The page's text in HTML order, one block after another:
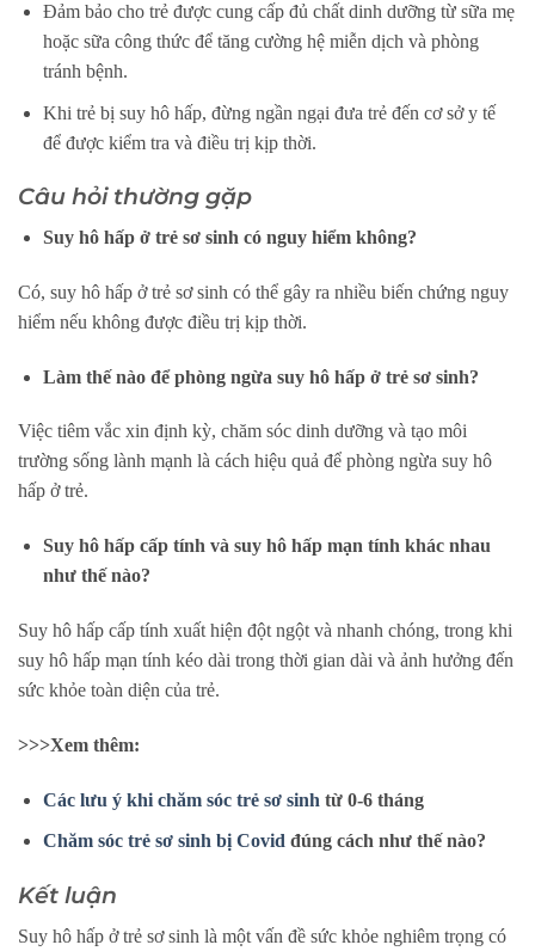
Đảm bảo cho trẻ được cung cấp đủ chất dinh dưỡng từ sữa mẹ
hoặc sữa công thức để tăng cường hệ miễn dịch và phòng
tránh bệnh.
Khi trẻ bị suy hô hấp, đừng ngần ngại đưa trẻ đến cơ sở y tế
để được kiểm tra và điều trị kịp thời.
Câu hỏi thường gặp
Suy hô hấp ở trẻ sơ sinh có nguy hiểm không?
Có, suy hô hấp ở trẻ sơ sinh có thể gây ra nhiều biến chứng nguy
hiểm nếu không được điều trị kịp thời.
Làm thế nào để phòng ngừa suy hô hấp ở trẻ sơ sinh?
Việc tiêm vắc xin định kỳ, chăm sóc dinh dưỡng và tạo môi
trường sống lành mạnh là cách hiệu quả để phòng ngừa suy hô
hấp ở trẻ.
Suy hô hấp cấp tính và suy hô hấp mạn tính khác nhau
như thế nào?
Suy hô hấp cấp tính xuất hiện đột ngột và nhanh chóng, trong khi
suy hô hấp mạn tính kéo dài trong thời gian dài và ảnh hưởng đến
sức khỏe toàn diện của trẻ.
>>>Xem thêm:
Các lưu ý khi chăm sóc trẻ sơ sinh từ 0-6 tháng
Chăm sóc trẻ sơ sinh bị Covid đúng cách như thế nào?
Kết luận
Suy hô hấp ở trẻ sơ sinh là một vấn đề sức khỏe nghiêm trọng có